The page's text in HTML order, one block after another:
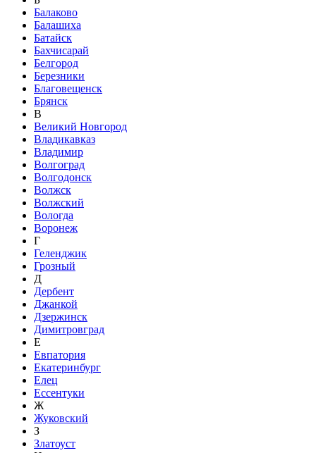
Балаково
Балашиха
Батайск
Бахчисарай
Белгород
Березники
Благовещенск
Брянск
В
Великий Новгород
Владикавказ
Владимир
Волгоград
Волгодонск
Волжск
Волжский
Вологда
Воронеж
Г
Геленджик
Грозный
Д
Дербент
Джанкой
Дзержинск
Димитровград
Е
Евпатория
Екатеринбург
Елец
Ессентуки
Ж
Жуковский
З
Златоуст